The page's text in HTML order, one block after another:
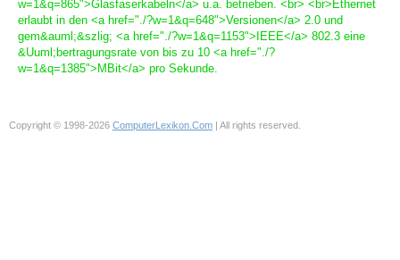
w=1&q=865">Glasfaserkabeln</a> u.a. betrieben. <br> <br>Ethernet
erlaubt in den <a href="./?w=1&q=648">Versionen</a> 2.0 und
gem&auml;&szlig; <a href="./?w=1&q=1153">IEEE</a> 802.3 eine
&Uuml;bertragungsrate von bis zu 10 <a href="./?
w=1&q=1385">MBit</a> pro Sekunde.
Copyright © 1998-2026 ComputerLexikon.Com | All rights reserved.